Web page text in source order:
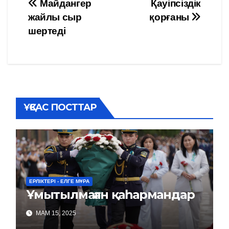
Навигация
по
Қауіпсіздік
қорғаны
Майдангер
жайлы сыр
шертеді
ҰҚСАС ПОСТТАР
ЕРЛІКТЕРІ - ЕЛГЕ МҰРА
Ұмытылмаған қаһармандар
МАМ 15, 2025